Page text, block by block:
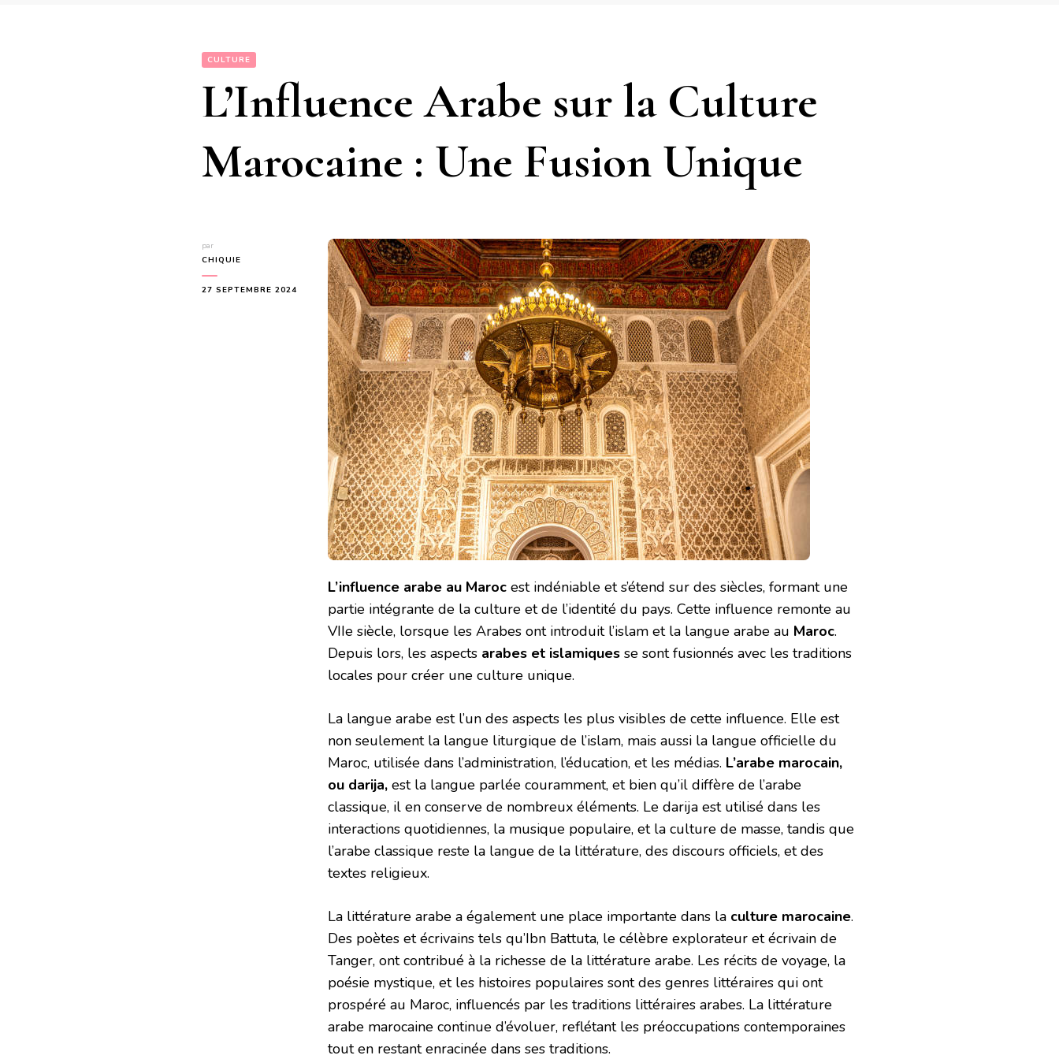
CULTURE
L’Influence Arabe sur la Culture
Marocaine : Une Fusion Unique
par
CHIQUIE
27 SEPTEMBRE 2024
L’influence arabe au Maroc est indéniable et s’étend sur des siècles, formant une
partie intégrante de la culture et de l’identité du pays. Cette influence remonte au
VIIe siècle, lorsque les Arabes ont introduit l’islam et la langue arabe au Maroc.
Depuis lors, les aspects arabes et islamiques se sont fusionnés avec les traditions
locales pour créer une culture unique.
La langue arabe est l’un des aspects les plus visibles de cette influence. Elle est
non seulement la langue liturgique de l’islam, mais aussi la langue officielle du
Maroc, utilisée dans l’administration, l’éducation, et les médias. L’arabe marocain,
ou darija, est la langue parlée couramment, et bien qu’il diffère de l’arabe
classique, il en conserve de nombreux éléments. Le darija est utilisé dans les
interactions quotidiennes, la musique populaire, et la culture de masse, tandis que
l’arabe classique reste la langue de la littérature, des discours officiels, et des
textes religieux.
La littérature arabe a également une place importante dans la culture marocaine.
Des poètes et écrivains tels qu’Ibn Battuta, le célèbre explorateur et écrivain de
Tanger, ont contribué à la richesse de la littérature arabe. Les récits de voyage, la
poésie mystique, et les histoires populaires sont des genres littéraires qui ont
prospéré au Maroc, influencés par les traditions littéraires arabes. La littérature
arabe marocaine continue d’évoluer, reflétant les préoccupations contemporaines
tout en restant enracinée dans ses traditions.